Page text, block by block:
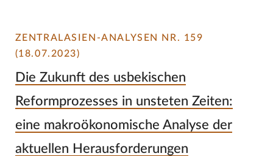
ZENTRALASIEN-ANALYSEN NR. 159
(18.07.2023)
Die Zukunft des usbekischen
Reformprozesses in unsteten Zeiten:
eine makroökonomische Analyse der
aktuellen Herausforderungen